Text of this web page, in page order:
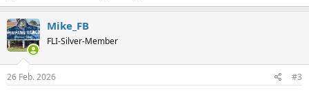
Mike_FB
FLI-Silver-Member
26 Feb. 2026 #3